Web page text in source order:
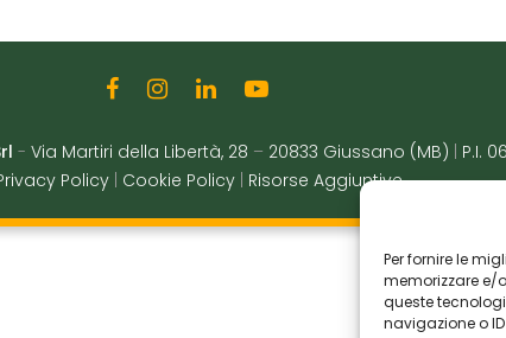
Per fornire le
memorizzare e/
queste
navigazione o
- Via Martiri della Libertà, 28 – 20833 Giussano (MB)
P.I.
Policy
Cookie Policy Risorse Aggiuntive